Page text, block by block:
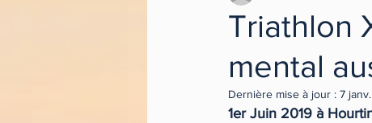
Triathlon
mental
Dernière mise à jour : 7
1er Juin 2019 à